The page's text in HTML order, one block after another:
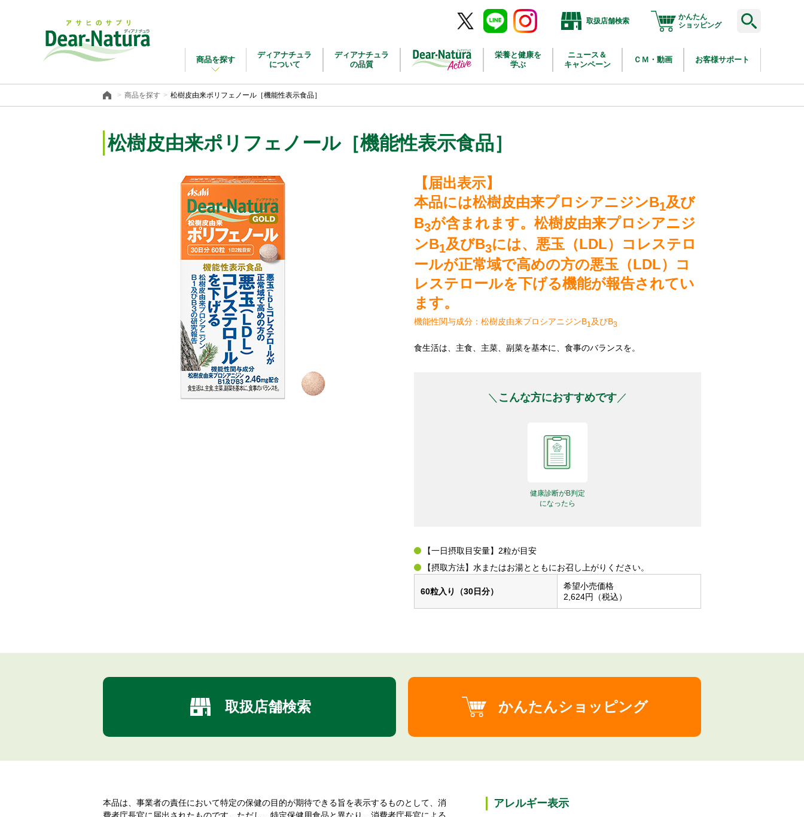
Twitter Line Instagram 取扱店舗検索
かんたん
ショッピング
商品を探す
ディアナチュラ
について
ディアナチュラ
の品質
栄養と健康を
学ぶ
ニュース＆
キャンペーン
ＣＭ・動画 お客様サポート
商品を探す 松樹皮由来ポリフェノール［機能性表示食品］
松樹皮由来ポリフェノール［機能性表示食品］
【届出表示】
本品には松樹皮由来プロシアニジンB1及び
B3が含まれます。松樹皮由来プロシアニジ
ンB1及びB3には、悪玉（LDL）コレステロ
ールが正常域で高めの方の悪玉（LDL）コ
レステロールを下げる機能が報告されてい
ます。
機能性関与成分：松樹皮由来プロシアニジンB1 及びB3
食生活は、主食、主菜、副菜を基本に、食事のバランスを。
こんな方におすすめです
健康診断がB判定
になったら
【一日摂取目安量】2粒が目安
【摂取方法】水またはお湯とともにお召し上がりください。
60粒入り（30日分）
希望小売価格
2,624円（税込）
取扱店舗検索 かんたんショッピング
本品は、事業者の責任において特定の保健の⽬的が期待できる旨を表⽰するものとして、消
アレルギー表⽰